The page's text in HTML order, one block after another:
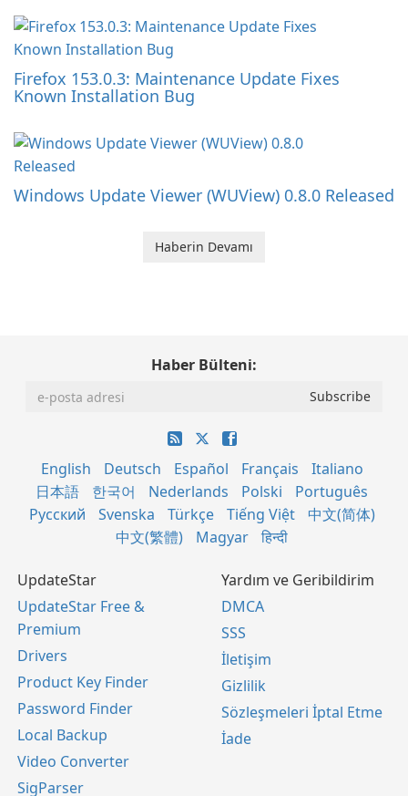
Firefox 153.0.3: Maintenance Update Fixes
Known Installation Bug
Windows Update Viewer (WUView) 0.8.0 Released
Haberin Devamı
Haber Bülteni:
English Deutsch Español Français
Italiano
日本語
한국어 Nederlands Polski
Português
Русский
Svenska Türkçe Tiếng Việt
中文(简体)
中文(繁體)
Magyar हिन्दी
UpdateStar
UpdateStar Free &
Premium
Drivers
Product Key Finder
Password Finder
Local Backup
Video Converter
SigParser
Yardım ve Geribildirim
DMCA
SSS
İletişim
Gizlilik
Sözleşmeleri İptal Etme
İade